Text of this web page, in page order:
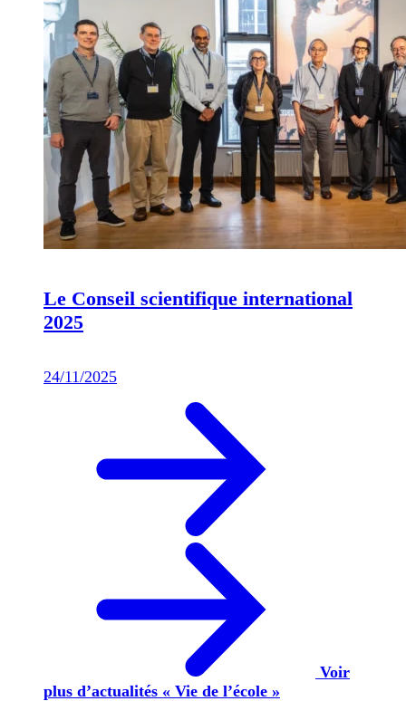
Le Conseil scientifique international
2025
24/11/2025
Voir
plus d’actualités « Vie de l’école »